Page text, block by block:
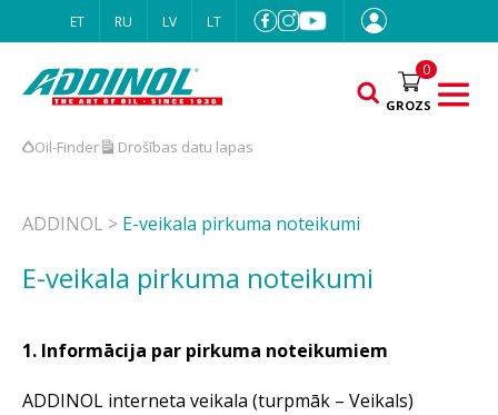
ET RU LV LT
GROZS
0
Oil-Finder Drošības datu lapas
ADDINOL > E-veikala pirkuma noteikumi
E-veikala pirkuma noteikumi
1. Informācija par pirkuma noteikumiem
ADDINOL interneta veikala (turpmāk – Veikals)